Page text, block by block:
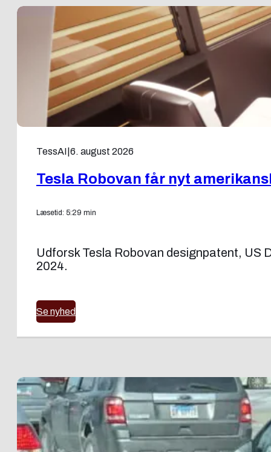
TessAI 6. august 2026
Tesla Robovan får nyt
Læsetid: 5:29 min
Udforsk Tesla Robovan designpatent, US
2024.
Se nyhed